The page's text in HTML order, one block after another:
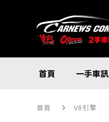
首頁 一手車訊
首頁 V8引擎